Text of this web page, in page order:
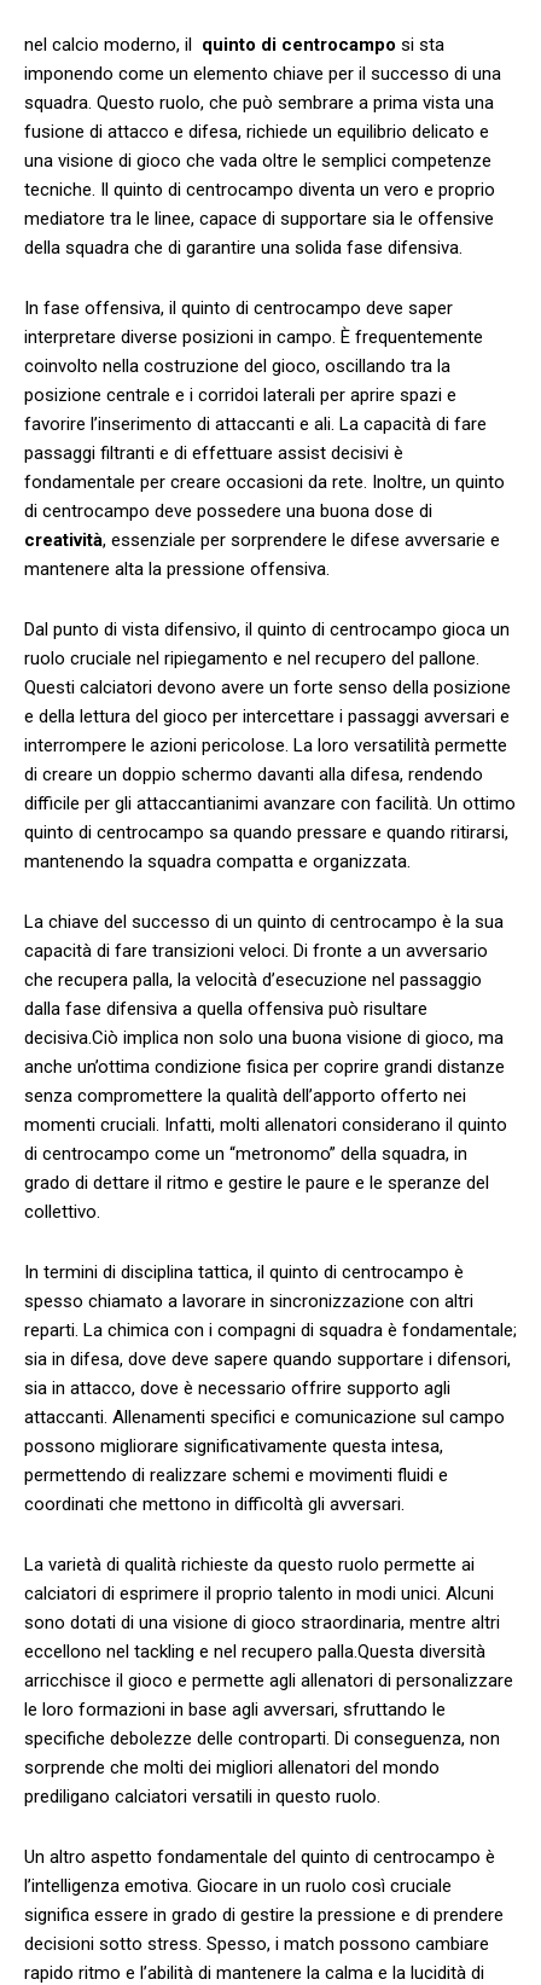
nel calcio⁣ moderno,⁤ il ⁣ quinto di centrocampo si sta⁣
imponendo ⁤come un ‍elemento chiave per il‍ successo di una
squadra.⁣ Questo ⁣ruolo, che può sembrare a ⁣prima⁤ vista una‌
fusione di attacco e difesa, richiede⁢ un equilibrio delicato‌ e⁢
una visione ‌di gioco che vada oltre le semplici ⁢competenze ​
tecniche.‌ Il ‍quinto‍ di​ centrocampo diventa un vero e proprio
mediatore‍ tra le linee, capace di supportare sia ⁢le offensive⁣
della ‌squadra che di garantire una solida ⁢fase ⁣difensiva.
In fase offensiva,‍ il quinto di centrocampo deve saper ​
interpretare ⁤diverse posizioni in campo. È frequentemente‌
coinvolto nella costruzione del ⁣gioco, oscillando tra la⁣
posizione⁤ centrale e i corridoi laterali per aprire spazi⁤ e ​
favorire l’inserimento di attaccanti e ⁢ali. La capacità di⁤ fare
passaggi filtranti ⁤e⁣ di effettuare assist decisivi è
⁤fondamentale per⁤ creare ‍occasioni da rete. Inoltre, un quinto
di centrocampo deve possedere una⁤ buona⁣ dose di
creatività,​ essenziale ⁤per‌ sorprendere le difese avversarie ⁣e ​
mantenere alta la⁢ pressione​ offensiva.
Dal punto di ​vista ⁣difensivo, il quinto di centrocampo ​gioca ‍un
ruolo cruciale nel ripiegamento⁤ e ⁣nel recupero del pallone.
Questi ⁢calciatori devono avere un forte senso della‍ posizione​
e della lettura del gioco​ per ⁣intercettare i⁤ passaggi ‍avversari e
interrompere‍ le azioni pericolose. La⁣ loro versatilità permette⁢
di creare‌ un doppio schermo davanti alla difesa, rendendo⁢
difficile per gli attaccantianimi avanzare​ con⁢ facilità. Un ottimo
quinto di ⁣centrocampo⁢ sa‌ quando pressare e⁤ quando ritirarsi,
mantenendo la ‌squadra compatta⁣ e organizzata.
La chiave ⁣del successo‌ di un quinto ⁤di ‍centrocampo è ​la sua
capacità di fare ⁣transizioni veloci. ⁣Di fronte a un⁢ avversario
che recupera ‌palla, la velocità d’esecuzione nel passaggio
dalla fase‌ difensiva⁤ a quella offensiva ‍può risultare
decisiva.Ciò implica non solo una buona ‌visione di ‌gioco,⁤ ma
anche un’ottima condizione fisica per coprire grandi⁢ distanze
senza compromettere la⁤ qualità dell’apporto offerto nei
‍momenti cruciali.⁣ Infatti, molti allenatori considerano il quinto
di ⁢centrocampo come⁣ un “metronomo” della squadra, in
grado ⁤di dettare ​il ritmo e ⁤gestire le paure e le speranze del
collettivo.
In⁣ termini di ⁢disciplina tattica, ​il quinto di⁢ centrocampo ⁢è
spesso chiamato a lavorare in sincronizzazione con‍ altri‍
reparti. La chimica con​ i compagni di squadra è fondamentale;
sia in​ difesa, dove deve sapere quando supportare i difensori,⁢
sia in attacco,​ dove è necessario​ offrire ⁢supporto agli⁢
attaccanti.‍ Allenamenti ​specifici e​ comunicazione ⁣sul campo
possono‌ migliorare significativamente questa intesa,
permettendo di ‌realizzare‌ schemi e movimenti fluidi e⁤
coordinati che mettono​ in difficoltà gli avversari.
La varietà di qualità richieste ⁣da questo ruolo⁢ permette​ ai‍
calciatori di esprimere ‌il ⁤proprio talento in modi unici. Alcuni
sono dotati‍ di una visione ‍di gioco straordinaria, mentre altri
eccellono nel tackling ⁤e nel recupero palla.Questa diversità
arricchisce⁢ il gioco​ e⁣ permette ⁣agli ‌allenatori di personalizzare
le loro formazioni in ​base agli avversari, sfruttando le
specifiche debolezze delle controparti. ‌Di conseguenza, non‌
sorprende che molti dei ⁤migliori allenatori‍ del ⁤mondo
‍prediligano ⁤calciatori ‌versatili in questo⁣ ruolo.
Un altro ⁣aspetto fondamentale⁤ del quinto ⁢di centrocampo è⁤
l’intelligenza ​emotiva. Giocare in ‍un ruolo‌ così cruciale
significa essere ⁤in grado di gestire la pressione e di ⁣prendere
decisioni sotto stress. Spesso, i match possono cambiare
rapido ritmo e l’abilità di mantenere la calma⁢ e la lucidità di⁢